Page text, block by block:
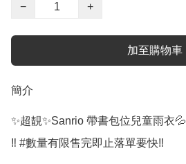
−
+
加至購物車
簡介
✨超靚✨Sanrio 帶書包位兒童雨衣💦
‼️ #數量有限售完即止落單要快‼️